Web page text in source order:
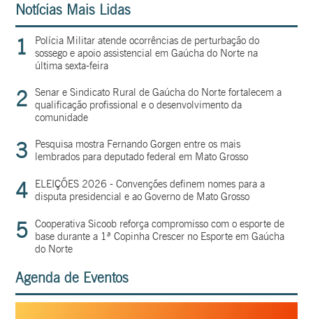
Notícias Mais Lidas
1
Polícia Militar atende ocorrências de perturbação do
sossego e apoio assistencial em Gaúcha do Norte na
última sexta-feira
2
Senar e Sindicato Rural de Gaúcha do Norte fortalecem a
qualificação profissional e o desenvolvimento da
comunidade
3
Pesquisa mostra Fernando Gorgen entre os mais
lembrados para deputado federal em Mato Grosso
4
ELEIÇÕES 2026 - Convenções definem nomes para a
disputa presidencial e ao Governo de Mato Grosso
5 Cooperativa Sicoob reforça compromisso com o esporte de
base durante a 1ª Copinha Crescer no Esporte em Gaúcha
do Norte
Agenda de Eventos